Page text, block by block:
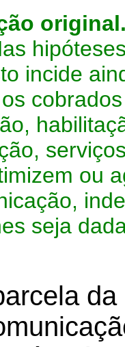
incide
ou
seja